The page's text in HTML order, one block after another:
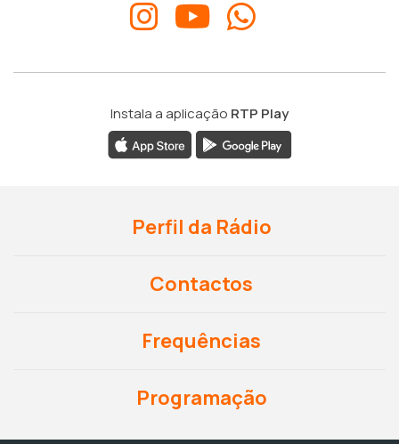
Instala a aplicação RTP Play
Perfil da Rádio
Contactos
Frequências
Programação